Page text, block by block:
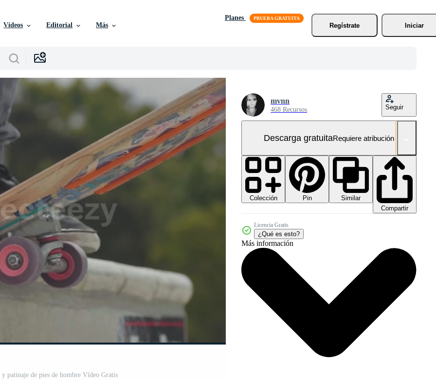
Vídeos Editorial Más
Planes
Regístrate
Iniciar
y patinaje de pies de hombre Vídeo Gratis
mvnn
468 Recursos Seguir
Descarga gratuitaRequiere atribución
Colección Pin
Similar
Compartir
Licencia Gratis
¿Qué es esto?
Más información